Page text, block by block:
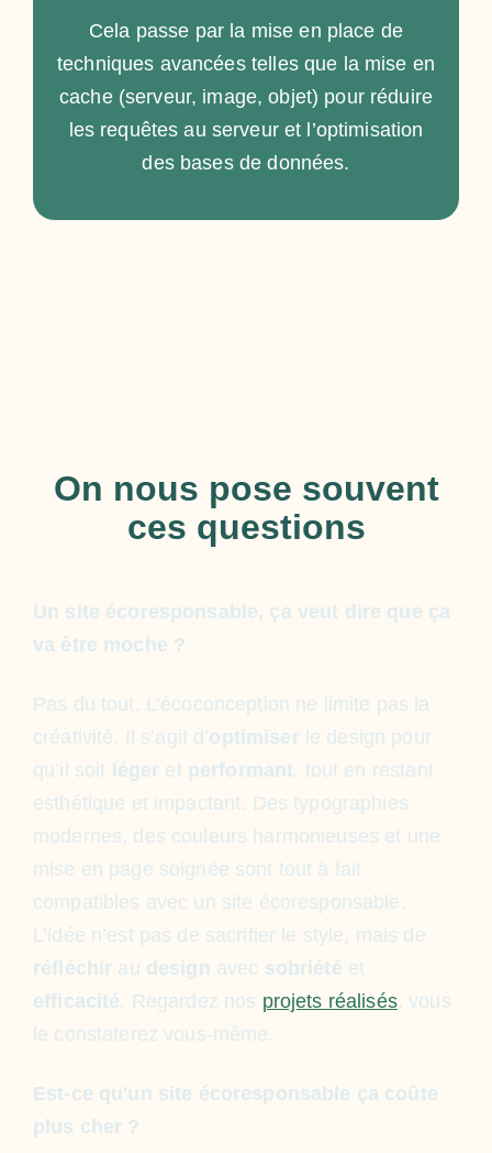
Cela passe par la mise en place de
techniques avancées telles que la mise en
cache (serveur, image, objet) pour réduire
les requêtes au serveur et l’optimisation
des bases de données.
On nous pose souvent
ces questions
Un site écoresponsable, ça veut dire que ça
va être moche ?
Pas du tout. L’écoconception ne limite pas la
créativité. Il s’agit d’optimiser le design pour
qu’il soit
léger et performant, tout en restant
esthétique et impactant. Des typographies
modernes, des couleurs harmonieuses et une
mise en page soignée sont tout à fait
compatibles avec un site écoresponsable.
L’idée n’est pas de sacrifier le style, mais de
réfléchir au design avec sobriété et
efficacité. Regardez nos projets réalisés, vous
le constaterez vous-même.
Est-ce qu'un site écoresponsable ça coûte
plus cher ?